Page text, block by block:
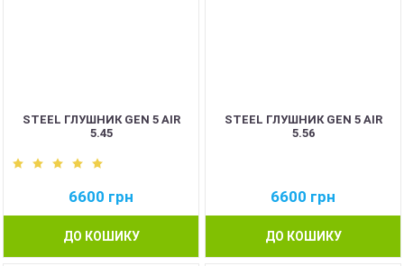
STEEL ГЛУШНИК GEN 5 AIR
5.45
6600 грн
ДО КОШИКУ
STEEL ГЛУШНИК GEN 5 AIR
5.56
6600 грн
ДО КОШИКУ